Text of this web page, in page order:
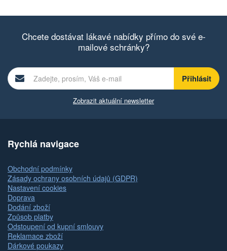
Chcete dostávat lákavé nabídky přímo do své e-
mailové schránky?
Zobrazit aktuální newsletter
Rychlá navigace
Obchodní podmínky
Zásady ochrany osobních údajů (GDPR)
Nastavení cookies
Doprava
Dodání zboží
Způsob platby
Odstoupení od kupní smlouvy
Reklamace zboží
Dárkové poukazy